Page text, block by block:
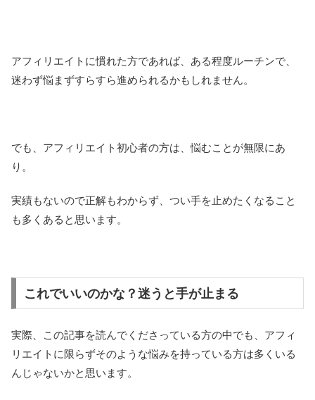
アフィリエイトに慣れた方であれば、ある程度ルーチンで、
迷わず悩まずすらすら進められるかもしれません。
でも、アフィリエイト初心者の方は、悩むことが無限にあ
り。
実績もないので正解もわからず、つい手を止めたくなること
も多くあると思います。
これでいいのかな？迷うと手が止まる
実際、この記事を読んでくださっている方の中でも、アフィ
リエイトに限らずそのような悩みを持っている方は多くいる
んじゃないかと思います。